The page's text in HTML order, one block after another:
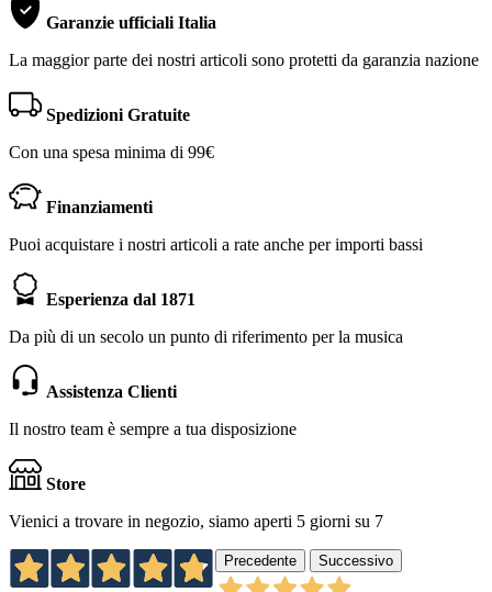
Garanzie ufficiali Italia
La maggior parte dei nostri articoli sono protetti da garanzia nazione
Spedizioni Gratuite
Con una spesa minima di 99€
Finanziamenti
Puoi acquistare i nostri articoli a rate anche per importi bassi
Esperienza dal 1871
Da più di un secolo un punto di riferimento per la musica
Assistenza Clienti
Il nostro team è sempre a tua disposizione
Store
Vienici a trovare in negozio, siamo aperti 5 giorni su 7
Precedente Successivo